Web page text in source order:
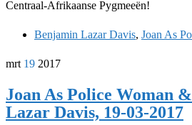
Centraal-Afrikaanse Pygmeeën!
Benjamin Lazar Davis, Joan As
mrt 19 2017
Joan As Police Woman
Lazar Davis, 19-03-2017